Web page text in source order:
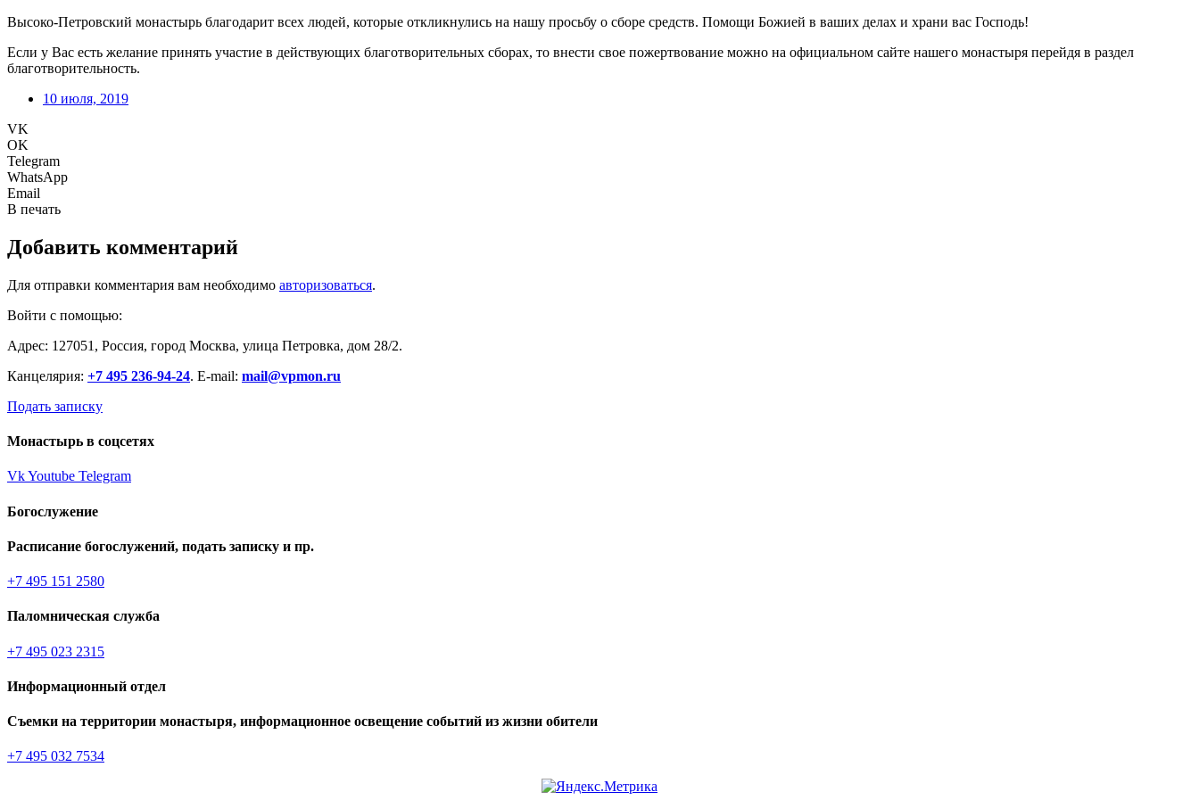
Высоко-Петровский монастырь благодарит всех людей, которые откликнулись на нашу просьбу о сборе средств. Помощи Божией в ваших делах и храни вас Господь!
Если у Вас есть желание принять участие в действующих благотворительных сборах, то внести свое пожертвование можно на официальном сайте нашего монастыря перейдя в раздел
благотворительность.
10 июля, 2019
VK
OK
Telegram
WhatsApp
Email
В печать
Добавить комментарий
Для отправки комментария вам необходимо авторизоваться.
Войти с помощью:
Адрес: 127051, Россия, город Москва, улица Петровка, дом 28/2.
Канцелярия: +7 495 236-94-24. E-mail: mail@vpmon.ru
Подать записку
Монастырь в соцсетях
VkYoutube Telegram
Богослужение
Расписание богослужений, подать записку и пр.
+7 495 151 2580
Паломническая служба
+7 495 023 2315
Информационный отдел
Съемки на территории монастыря, информационное освещение событий из жизни обители
+7 495 032 7534